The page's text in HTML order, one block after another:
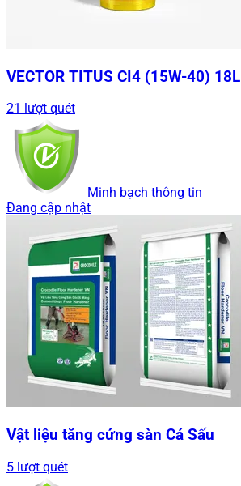
VECTOR TITUS CI4 (15W-40) 18L
21 lượt quét
Minh bạch thông tin
Đang cập nhật
Vật liệu tăng cứng sàn Cá Sấu
5 lượt quét